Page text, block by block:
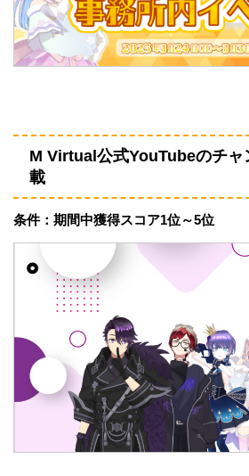
M Virtual公式YouTubeのチャ
載
条件：期間中獲得スコア1位～5位